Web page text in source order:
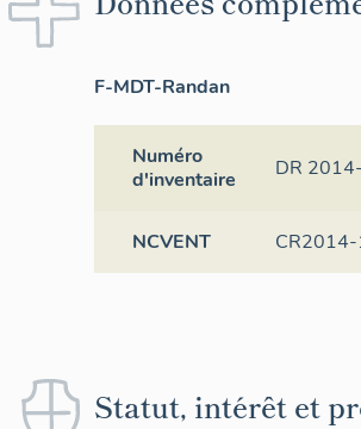
F-MDT-Randan
Numéro
d'inventaire
DR
NCVENT
Statut, intérêt et